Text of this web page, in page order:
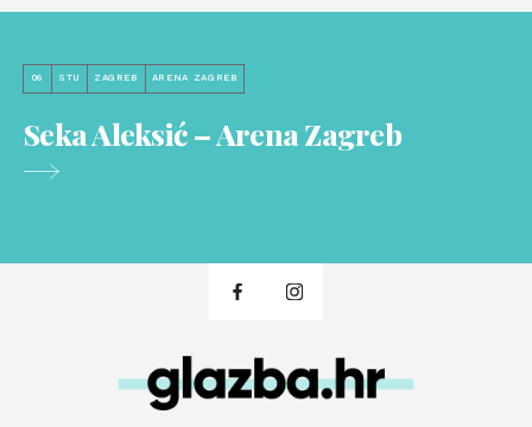
06 STU ZAGREB ARENA ZAGREB
Seka Aleksić – Arena Zagreb